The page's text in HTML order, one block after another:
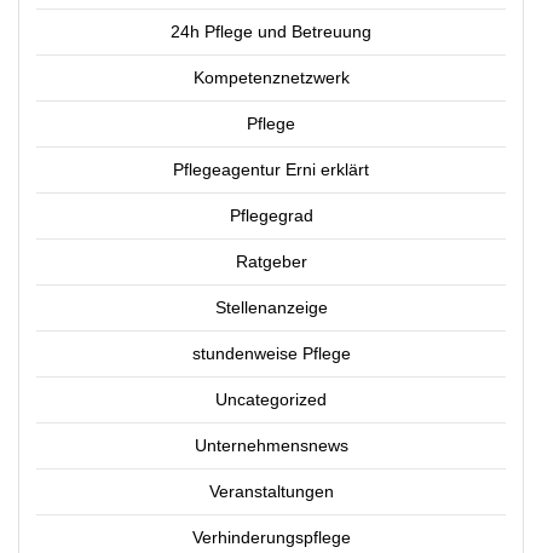
24h Pflege und Betreuung
Kompetenznetzwerk
Pflege
Pflegeagentur Erni erklärt
Pflegegrad
Ratgeber
Stellenanzeige
stundenweise Pflege
Uncategorized
Unternehmensnews
Veranstaltungen
Verhinderungspflege